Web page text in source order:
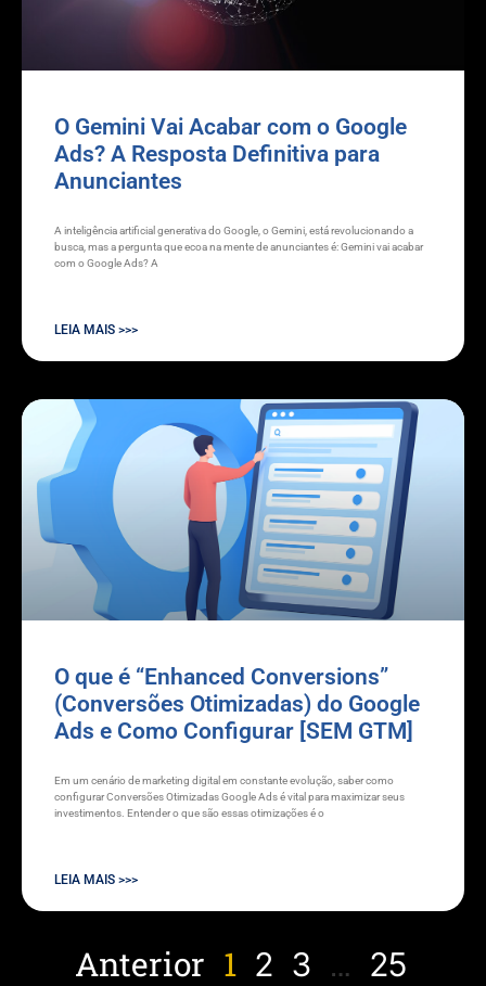
O Gemini Vai Acabar com o Google
Ads? A Resposta Definitiva para
Anunciantes
A inteligência artificial generativa do Google, o Gemini, está revolucionando a
busca, mas a pergunta que ecoa na mente de anunciantes é: Gemini vai acabar
com o Google Ads? A
LEIA MAIS >>>
O que é “Enhanced Conversions”
(Conversões Otimizadas) do Google
Ads e Como Configurar [SEM GTM]
Em um cenário de marketing digital em constante evolução, saber como
configurar Conversões Otimizadas Google Ads é vital para maximizar seus
investimentos. Entender o que são essas otimizações é o
LEIA MAIS >>>
Anterior 1 2 3 … 25